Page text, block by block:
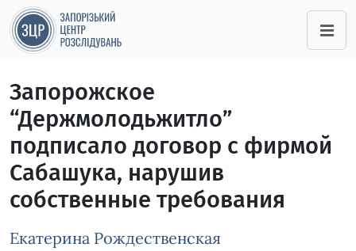
Запорожское
“Держмолодьжитло”
подписало договор с фирмой
Сабашука, нарушив
собственные требования
Екатерина Рождественская